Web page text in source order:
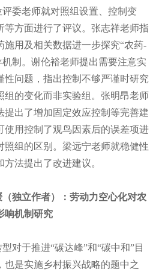
委老师就对照组设置、控制变
等方面进行了评议。张志祥老师指
施用及相关数据进一步探究“农药-
制。谢伦裕老师提出需要注意实
性问题，指出控制不够严谨时研究
组的变化而非实验组。张明昂老师
提出了增加固定效应控制等完善建
使用控制了观鸟因素后的误差项进
照组的区别。梁远宁老师就稳健性
法提出了改进建议。
独立作者）：劳动力空心化对农
响机制研究
于推进“碳达峰”和“碳中和”目
也是实施乡村振兴战略的题中之